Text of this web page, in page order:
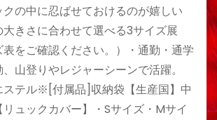
の中に忍ばせておけるのが嬉しい
きさに合わせて選べる3サイズ展
をご確認ください。）・通勤・通学
山登りやレジャーシーンで活躍。
ステル※[付属品]収納袋【生産国】中
ュックカバー】・Sサイズ・Mサイ